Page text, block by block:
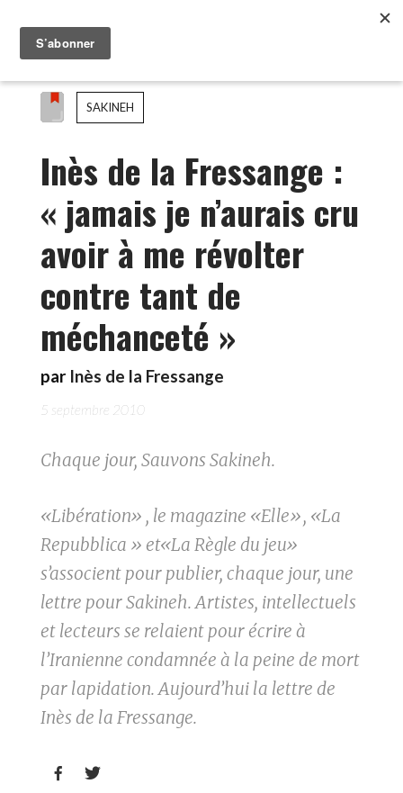
SAKINEH
Inès de la Fressange :
« jamais je n’aurais cru
avoir à me révolter
contre tant de
méchanceté »
par Inès de la Fressange
5 septembre 2010
Chaque jour, Sauvons Sakineh.
«Libération» , le magazine «Elle», «La
Repubblica » et«La Règle du jeu»
s’associent pour publier, chaque jour, une
lettre pour Sakineh. Artistes, intellectuels
et lecteurs se relaient pour écrire à
l’Iranienne condamnée à la peine de mort
par lapidation. Aujourd’hui la lettre de
Inès de la Fressange.
 